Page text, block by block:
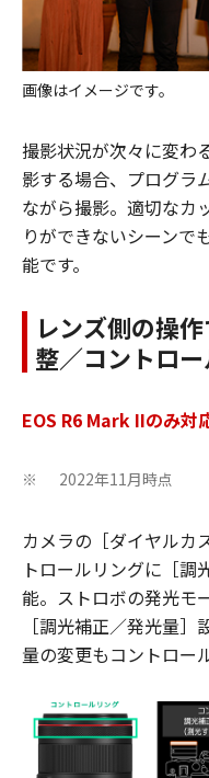
画像はイメージです。
撮影状況が次々に変わ
影する場合、プログラ
ながら撮影。適切なカ
りができないシーンで
能です。
レンズ側の操
整／コントロ
EOS R6 Mark IIのみ対
※ 2022年11月時点
カメラの［ダイヤルカ
トロールリングに［調
能。ストロボの発光モ
［調光補正／発光量
量の変更もコントロー